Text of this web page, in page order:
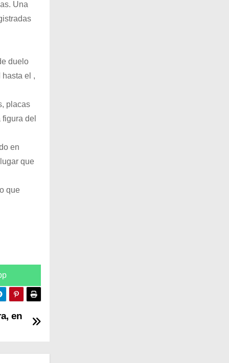
Una
duelo
el ,
placas
del
en
que
que
en